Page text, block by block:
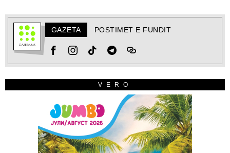
GAZETA POSTIMET E FUNDIT
VERO